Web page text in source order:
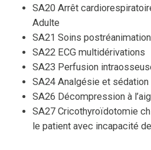
SA20 Arrêt
Adulte
SA21 Soins postréanimation
SA22 ECG multidérivations
SA23 Perfusion
SA24 Analgésie et
SA26 Décompression à
SA27 Cricothyroïdotomie
le patient avec incapacité